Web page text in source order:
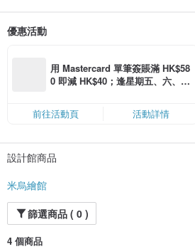
優惠活動
用 Mastercard 單筆簽賬滿 HK$58
0 即減 HK$40；逢星期五、六、日
限，額滿即止，僅限「常用信用
卡」結帳）
前往活動頁 活動詳情
設計館商品
米烏繪館
篩選商品 ( 0 )
4 個商品